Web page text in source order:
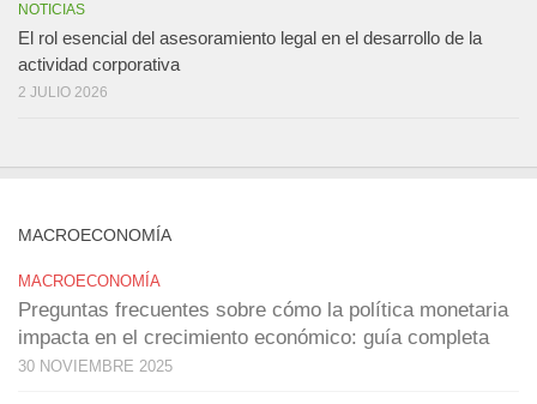
NOTICIAS
El rol esencial del asesoramiento legal en el desarrollo de la
actividad corporativa
2 JULIO 2026
MACROECONOMÍA
MACROECONOMÍA
Preguntas frecuentes sobre cómo la política monetaria
impacta en el crecimiento económico: guía completa
30 NOVIEMBRE 2025